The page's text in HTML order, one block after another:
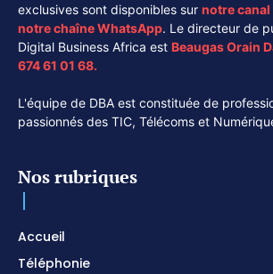
exclusives sont disponibles sur notre canal
notre chaîneWhatsApp. Le directeur de
Digital Business Africa est Beaugas Orain
674 61 01 68.
L'équipe de DBA est constituée de
passionnés des TIC, Télécoms et
Nos rubriques
Accueil
Téléphonie